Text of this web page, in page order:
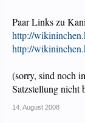
Paar Links zu
http://
http://
(sorry, sind noch
Satzstellung nicht
14. August 2008